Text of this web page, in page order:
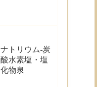
ナトリウム-炭
酸水素塩・塩
化物泉